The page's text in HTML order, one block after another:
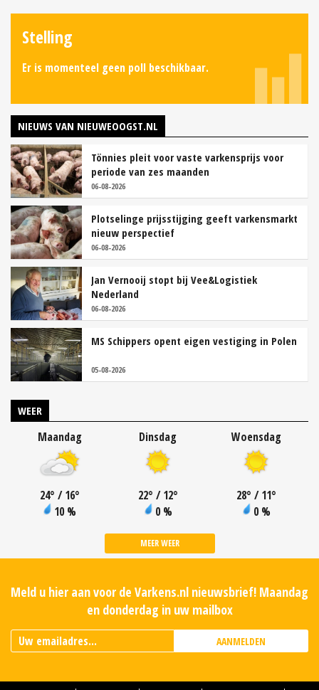
Stelling
Er is momenteel geen poll beschikbaar.
NIEUWS VAN NIEUWEOOGST.NL
Tönnies pleit voor vaste varkensprijs voor
periode van zes maanden
06-08-2026
Plotselinge prijsstijging geeft varkensmarkt
nieuw perspectief
06-08-2026
Jan Vernooij stopt bij Vee&Logistiek
Nederland
06-08-2026
MS Schippers opent eigen vestiging in Polen
05-08-2026
WEER
Maandag
24° / 16°
10 %
Dinsdag
22° / 12°
0 %
Woensdag
28° / 11°
0 %
MEER WEER
Meld u hier aan voor de Varkens.nl nieuwsbrief! Maandag
en donderdag in uw mailbox
AANMELDEN